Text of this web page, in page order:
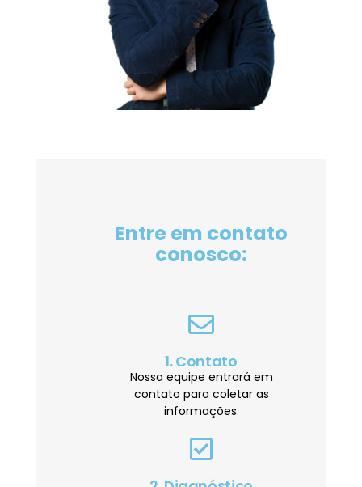
Entre em contato
conosco:
1. Contato
Nossa equipe entrará em
contato para coletar as
informações.